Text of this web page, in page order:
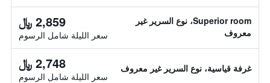
Superior room، نوع السرير غير
معروف
2,859 ﷼
سعر الليلة شامل الرسوم
غرفة قياسية، نوع السرير غير معروف 2,748 ﷼
سعر الليلة شامل الرسوم